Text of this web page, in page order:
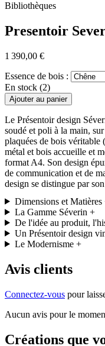
Bibliothèques
Presentoir
1 390,00 €
Essence de bois :
En stock (2)
Ajouter au panier
Le Présentoir design
soudé et poli à la main,
plaquées de bois véritable
métal et bois accueille et
format A4. Son design
de communication et de
design se distingue par
Dimensions et Matières
La Gamme Séverin +
De l'idée au produit,
Un Présentoir design
Le Modernisme +
Avis clients
Connectez-vous pour
Aucun avis pour le
Créations que